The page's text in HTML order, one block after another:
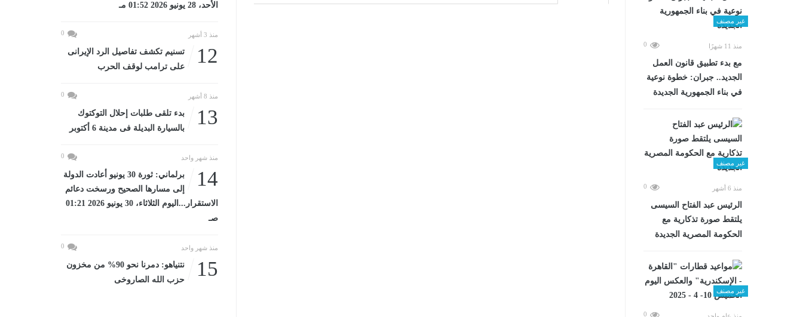
غير مصنف
منذ 11 شهرًا 0
مع بدء تطبيق قانون العمل
الجديد.. جبران: خطوة نوعية
في بناء الجمهورية الجديدة
غير مصنف
منذ 6 أشهر 0
الرئيس عبد الفتاح السيسى
يلتقط صورة تذكارية مع
الحكومة المصرية الجديدة
غير مصنف
0
الأحد، 28 يونيو 2026 01:52 مـ
منذ 3 أشهر 0
12
تسنيم تكشف تفاصيل الرد الإيرانى
على ترامب لوقف الحرب
منذ 8 أشهر 0
13
بدء تلقى طلبات إحلال التوكتوك
بالسيارة البديلة فى مدينة 6 أكتوبر
منذ شهر واحد 0
14
برلماني: ثورة 30 يونيو أعادت الدولة
إلى مسارها الصحيح ورسخت دعائم
الاستقرار...اليوم الثلاثاء، 30 يونيو 2026 01:21
صـ
منذ شهر واحد 0
15
نتنياهو: دمرنا نحو 90% من مخزون
حزب الله الصاروخى